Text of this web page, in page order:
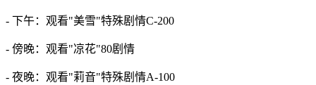
- 下午：观看"美雪"特殊剧情C-200
- 傍晚：观看"凉花"80剧情
- 夜晚：观看"莉音"特殊剧情A-100